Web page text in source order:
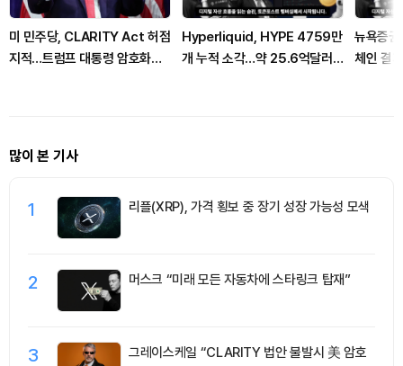
미 민주당, CLARITY Act 허점
지적…트럼프 대통령 암호화폐
Hyperliquid, HYPE 4759만
개 누적 소각…약 25.6억달러
뉴욕증
체인 결
많이 본 기사
1 리플(XRP), 가격 횡보 중 장기 성장 가능성 모색
2 머스크 “미래 모든 자동차에 스타링크 탑재”
3
그레이스케일 “CLARITY 법안 불발시 美 암호